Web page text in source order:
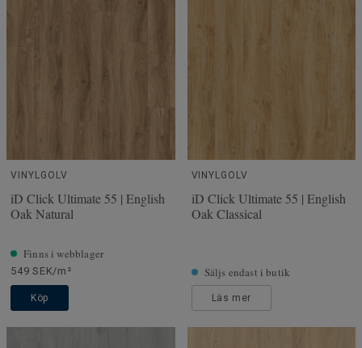
VINYLGOLV
iD Click Ultimate 55 | English
Oak Natural
Finns i webblager
549 SEK/m²
Köp
VINYLGOLV
iD Click Ultimate 55 | English
Oak Classical
Säljs endast i butik
Läs mer